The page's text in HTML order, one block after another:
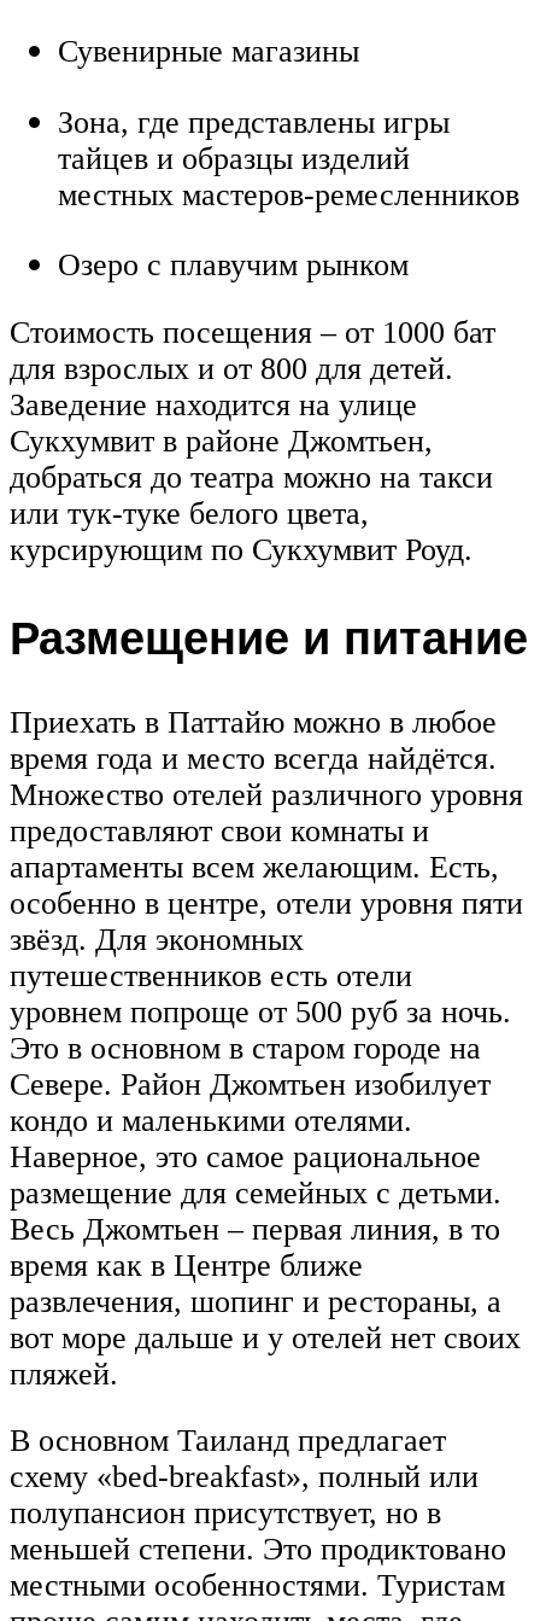
Сувенирные магазины
Зона, где представлены игры
тайцев и образцы изделий
местных мастеров-ремесленников
Озеро с плавучим рынком
Стоимость посещения – от 1000 бат
для взрослых и от 800 для детей.
Заведение находится на улице
Сукхумвит в районе Джомтьен,
добраться до театра можно на такси
или тук-туке белого цвета,
курсирующим по Сукхумвит Роуд.
Размещение и питание
Приехать в Паттайю можно в любое
время года и место всегда найдётся.
Множество отелей различного уровня
предоставляют свои комнаты и
апартаменты всем желающим. Есть,
особенно в центре, отели уровня пяти
звёзд. Для экономных
путешественников есть отели
уровнем попроще от 500 руб за ночь.
Это в основном в старом городе на
Севере. Район Джомтьен изобилует
кондо и маленькими отелями.
Наверное, это самое рациональное
размещение для семейных с детьми.
Весь Джомтьен – первая линия, в то
время как в Центре ближе
развлечения, шопинг и рестораны, а
вот море дальше и у отелей нет своих
пляжей.
В основном Таиланд предлагает
схему «bed-breakfast», полный или
полупансион присутствует, но в
меньшей степени. Это продиктовано
местными особенностями. Туристам